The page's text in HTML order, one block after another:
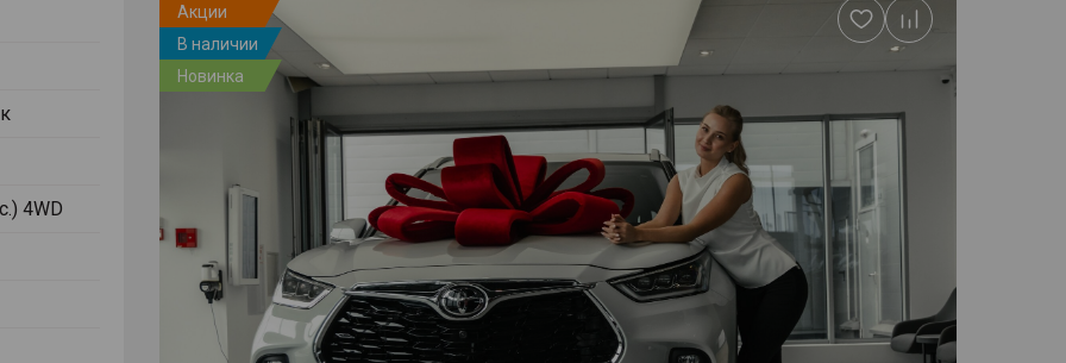
4WD
Акции
В наличии
Новинка
Добавить
в
избранное